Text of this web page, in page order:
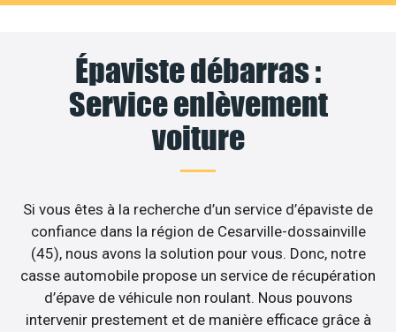
Épaviste débarras :
Service enlèvement
voiture
Si vous êtes à la recherche d’un service d’épaviste de
confiance dans la région de Cesarville-dossainville
(45), nous avons la solution pour vous. Donc, notre
casse automobile propose un service de récupération
d’épave de véhicule non roulant. Nous pouvons
intervenir prestement et de manière efficace grâce à